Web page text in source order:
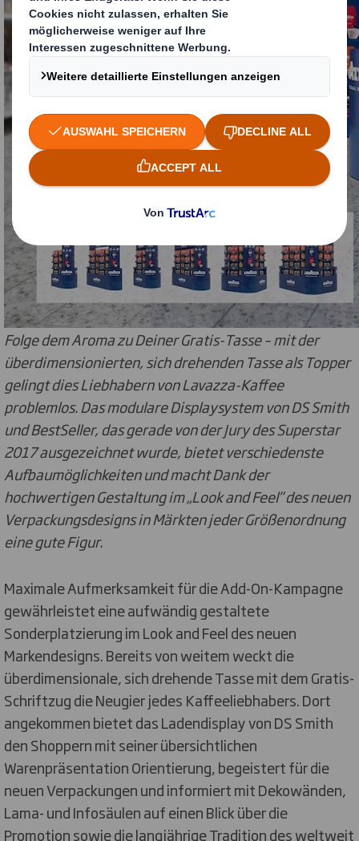
Folge dem Aroma zu Deiner Gratis-Tasse – mit der
überdimensionierten, sich drehenden Tasse als Topper
gelingt dies Liebhabern von Lavazza-Kaffee
problemlos. Das modulare Displaysystem von DS Smith
und BestSeller, das gerade von der Jury des Superstar
2017 ausgezeichnet wurde, bietet verschiedenste
Aufbaumöglichkeiten und macht Dank der
hochwertigen Gestaltung im „Look and Feel” des neuen
Verpackungsdesigns in Märkten jeder Größenordnung
eine gute Figur.
Maximale Aufmerksamkeit für die Add-On-Kampagne
gewährleistet eine aufwändig gestaltete
Sonderplatzierung im Look and Feel des neuen
Markendesigns. Bereits von weitem weckt die
überdimensionale, sich drehende Tasse mit dem Gratis-
Schriftzug die Neugier jedes Kaffeeliebhabers. Dort
angekommen bietet das Ladendisplay von DS Smith
den Shoppern mit seiner übersichtlichen
Warenpräsentation Orientierung, begeistert für die
neuen Verpackungen und informiert mit Dekowänden,
Lama- und Infosäulen auf einen Blick über die
Promotion sowie die langjährige Tradition des weltweit